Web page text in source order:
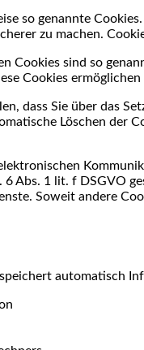
so genannte
zu machen.
Cookies sind so
Cookies
dass Sie über das
Löschen der
Abs. 1 lit. f DSGVO
Soweit andere
automatisch